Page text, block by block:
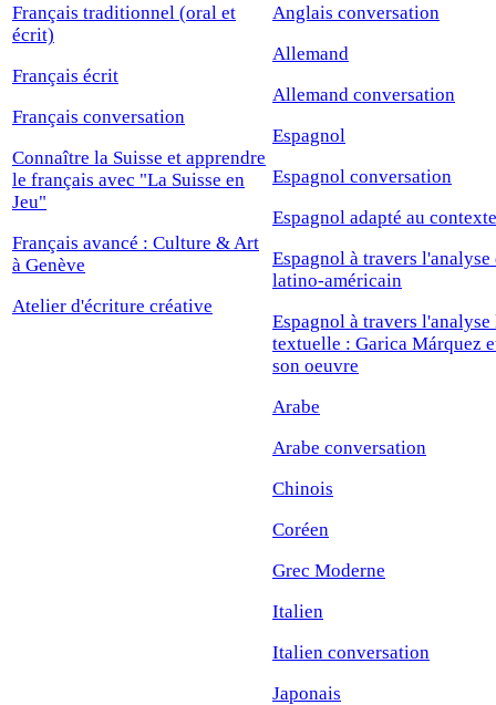
Français traditionnel (oral et
écrit)
Français écrit
Français conversation
Connaître la Suisse et apprendre
le français avec "La Suisse en
Jeu"
Français avancé : Culture & Art
à Genève
Atelier d'écriture créative
Anglais conversation
Allemand
Allemand conversation
Espagnol
Espagnol conversation
Espagnol adapté au
Espagnol à travers l'analyse
latino-américain
Espagnol à travers
textuelle : Garica Márquez
son oeuvre
Arabe
Arabe conversation
Chinois
Coréen
Grec Moderne
Italien
Italien conversation
Japonais